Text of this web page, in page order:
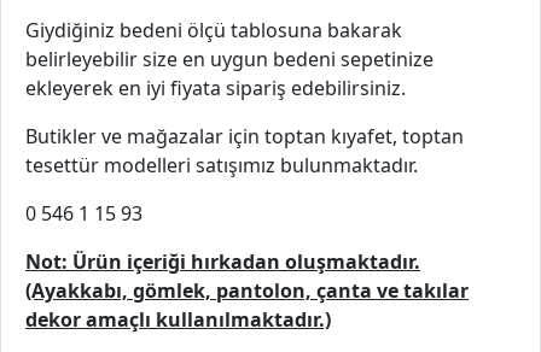
Giydiğiniz bedeni ölçü tablosuna bakarak
belirleyebilir size en uygun bedeni sepetinize
ekleyerek en iyi fiyata sipariş edebilirsiniz.
Butikler ve mağazalar için toptan kıyafet, toptan
tesettür modelleri satışımız bulunmaktadır.
0 546 1 15 93
Not: Ürün içeriği hırkadan oluşmaktadır.
(Ayakkabı, gömlek, pantolon, çanta ve takılar
dekor amaçlı kullanılmaktadır.)